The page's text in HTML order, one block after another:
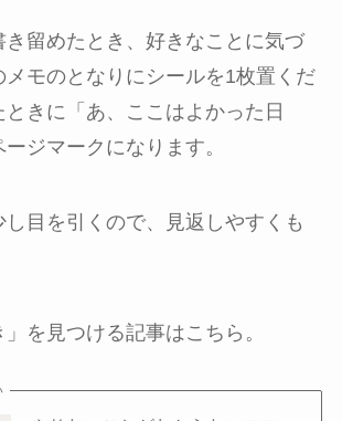
留めたとき、好きなことに気づ
メモのとなりにシールを1枚置くだ
きに「あ、ここはよかった日
ジマークになります。
目を引くので、見返しやすくも
を見つける記事はこちら。